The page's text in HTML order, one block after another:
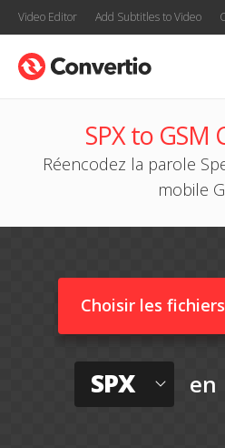
Video Editor Add Subtitles to Video
SPX to GSM
Réencodez la parole
mobile
Choisir les fichiers
SPX en